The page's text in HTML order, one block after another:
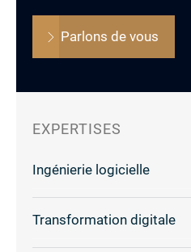
Parlons de vous
EXPERTISES
Ingénierie logicielle
Transformation digitale